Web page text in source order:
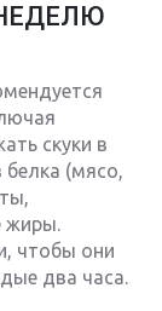
скуки в
белка (мясо,
жиры.
чтобы они
два часа.